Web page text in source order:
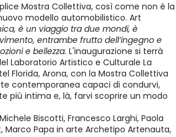
Mostra Collettiva, così come non è la
modello automobilistico. Art
è un viaggio tra due mondi, è
entrambe frutto dell’ingegno e
e bellezza. L'inaugurazione si terrà
Laboratorio Artistico e Culturale La
Florida, Arona, con la Mostra Collettiva
contemporanea capaci di condurvi,
più intima e, là, farvi scoprire un modo
Biscotti, Francesco Larghi, Paola
Marco Papa in arte Archetipo Artenauta,